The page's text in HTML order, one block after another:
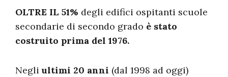
OLTRE IL 51% degli edifici ospitanti scuole
secondarie di secondo grado è stato
costruito prima del 1976.
Negliultimi 20 anni (dal 1998 ad oggi)